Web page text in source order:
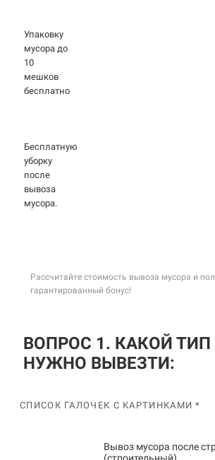
Упаковку
мусора до
10
мешков
бесплатно
Бесплатную
уборку
после
вывоза
мусора.
Рассчитайте стоимость вывоза мусора и
гарантированный бонус!
ВОПРОС 1. КАКОЙ
НУЖНО ВЫВЕЗТИ:
СПИСОК ГАЛОЧЕК С КАРТИНКАМИ *
Вывоз мусора после